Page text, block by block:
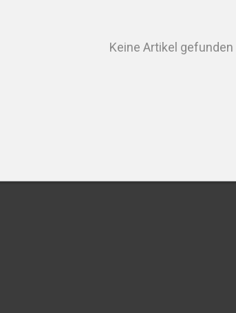
PRODUKT
Keine Artikel gefunden